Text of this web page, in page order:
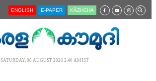
ENGLISH E-PAPER KĀZHCHA
SATURDAY, 08 AUGUST 2026 2.40 AM IST